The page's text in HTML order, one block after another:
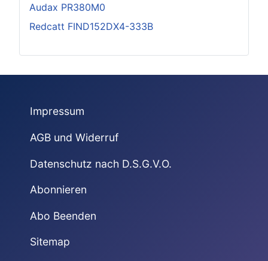
Audax PR380M0
Redcatt FIND152DX4-333B
Impressum
AGB und Widerruf
Datenschutz nach D.S.G.V.O.
Abonnieren
Abo Beenden
Sitemap